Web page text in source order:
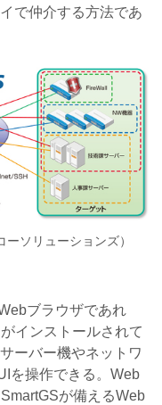
で仲介する方法であ
ソリューションズ）
ブラウザであれ
インストールされて
ーバー機やネットワ
を操作できる。Web
が備えるWeb